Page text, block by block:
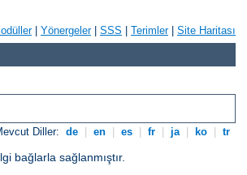
| Yönergeler| SSS Terimler| Site Haritası
Diller: de en es fr ja ko tr
bağlarla sağlanmıştır.